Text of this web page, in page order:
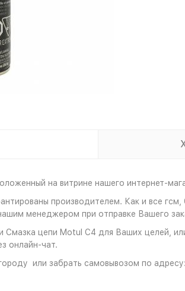
на витрине нашего интернет-
производителем. Как и все
менеджером при отправке Вашего
Смазка цепи Motul C4 для Ваших целей,
онлайн-чат.
или забрать самовывозом по